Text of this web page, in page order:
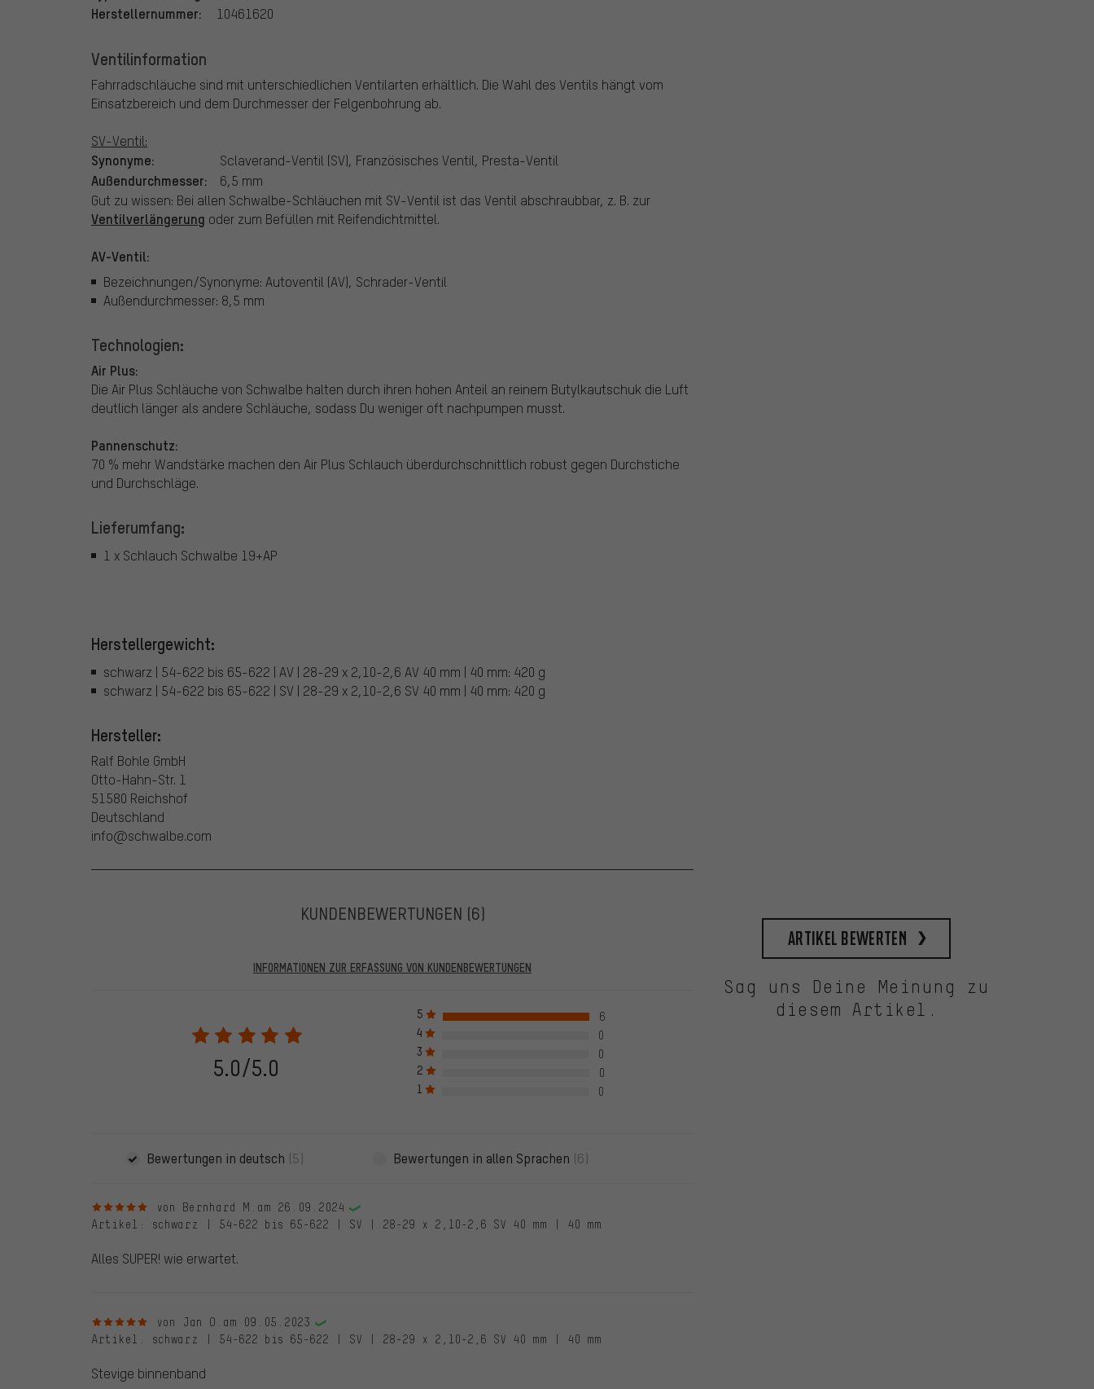
Herstellernummer: 10461620
Ventilinformation
Fahrradschläuche sind mit unterschiedlichen Ventilarten erhältlich. Die Wahl des Ventils hängt vom
Einsatzbereich und dem Durchmesser der Felgenbohrung ab.
SV-Ventil:
Synonyme: Sclaverand-Ventil (SV), Französisches Ventil, Presta-Ventil
Außendurchmesser:
6,5 mm
Gut zu wissen: Bei allen Schwalbe-Schläuchen mit SV-Ventil ist das Ventil abschraubbar, z. B. zur
Ventilverlängerung oder zum Befüllen mit Reifendichtmittel.
AV-Ventil:
Bezeichnungen/Synonyme: Autoventil (AV), Schrader-Ventil
Außendurchmesser: 8,5 mm
Technologien:
Air Plus:
Die Air Plus Schläuche von Schwalbe halten durch ihren hohen Anteil an reinem Butylkautschuk die Luft
deutlich länger als andere Schläuche, sodass Du weniger oft nachpumpen musst.
Pannenschutz:
70 % mehr Wandstärke machen den Air Plus Schlauch überdurchschnittlich robust gegen Durchstiche
und Durchschläge.
Lieferumfang:
1 x Schlauch Schwalbe 19+AP
Herstellergewicht:
schwarz | 54-622 bis 65-622 | AV | 28-29 x 2,10-2,6 AV 40 mm | 40 mm: 420 g
schwarz | 54-622 bis 65-622 | SV | 28-29 x 2,10-2,6 SV 40 mm | 40 mm: 420 g
Hersteller:
Ralf Bohle GmbH
Otto-Hahn-Str. 1
51580 Reichshof
Deutschland
info@schwalbe.com
KUNDENBEWERTUNGEN (6)
INFORMATIONEN ZUR ERFASSUNG VON KUNDENBEWERTUNGEN
28.05.2022 werden nur Bewertungen veröffentlicht, die auch verifiziert sind, das bedeutet, dass bei Bewertung auch
eine Bestellnummer angegeben wird. Wir schalten die Bewertung nur nach erfolgreicher Überprüfung der Bestellnummer
frei. Alle verifizierten Bewertungen sind mit einem grünen Haken markiert, das gilt für alle verifizierten Bewertungen bis zu
dem 28.05.2022 und ab dem 28.05.2022. Vor dem 28.05.2022 wurden auch Bewertungen von Kunden aufgenommen, die
die bewertete Ware nicht bei uns gekauft haben. Diese Bewertungen sind nicht mit einem grünen Haken markiert. Wir
veröffentlichen alle ordnungsgemäß abgegebenen Bewertungen.
5.0/5.0
5
6
4
0
3
0
2
0
1
0
Bewertungen in deutsch (5) Bewertungen in allen Sprachen (6)
5 von 5 Sternenvon Bernhard M. am 26.09.2024
Artikel : schwarz | 54-622 bis 65-622 | SV | 28-29 x 2,10-2,6 SV 40 mm | 40 mm
Alles SUPER! wie erwartet.
5 von 5 Sternenvon Jan O. am 09.05.2023
Artikel : schwarz | 54-622 bis 65-622 | SV | 28-29 x 2,10-2,6 SV 40 mm | 40 mm
Stevige binnenband
Artikel bewerten
Sag uns Deine Meinung zu
diesem Artikel.